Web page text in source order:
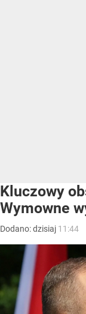
Kluczowy
Wymowne
Dodano:dzisiaj 11:44